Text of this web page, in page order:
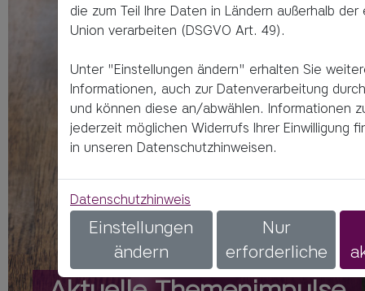
die zum Teil Ihre Daten in Ländern außerhalb der
Union verarbeiten (DSGVO Art. 49).
Unter "Einstellungen ändern" erhalten Sie
Informationen, auch zur Datenverarbeitung
und können diese an/abwählen. Informationen
jederzeit möglichen Widerrufs Ihrer Einwilligung
in unseren Datenschutzhinweisen.
Datenschutzhinweis
Einstellungen
ändern
Nur
erforderliche